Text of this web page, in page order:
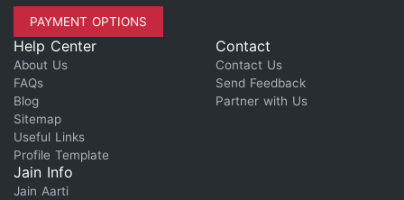
PAYMENT OPTIONS
Help Center
About Us
FAQs
Blog
Sitemap
Useful Links
Profile Template
Contact
Contact Us
Send Feedback
Partner with Us
Jain Info
Jain Aarti